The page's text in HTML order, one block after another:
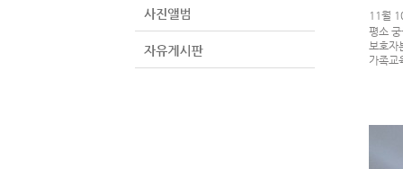
11월
평소
보호자
가족교